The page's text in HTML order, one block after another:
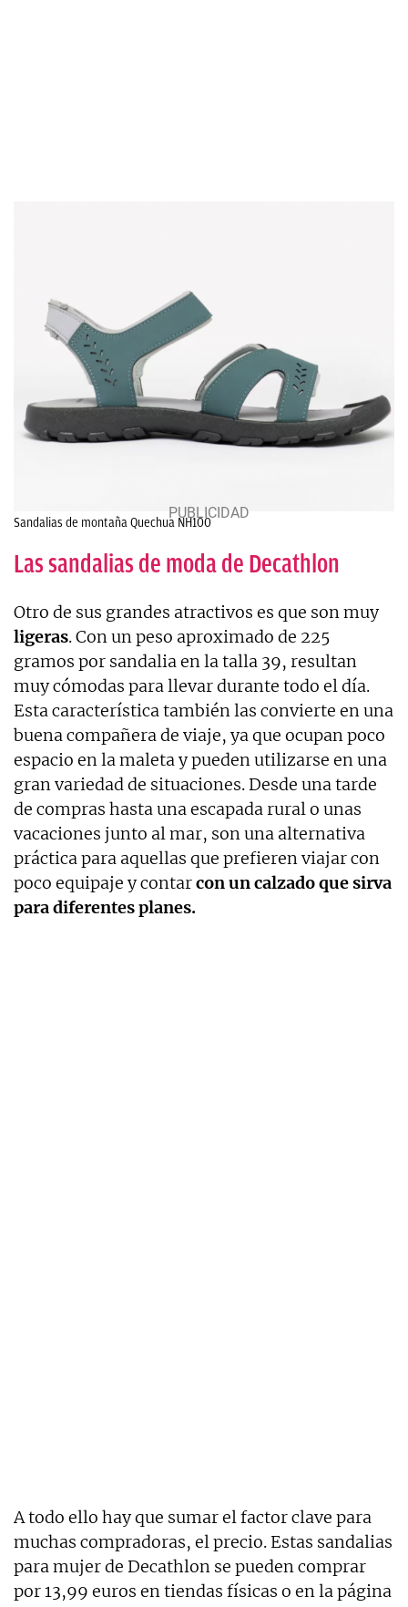
Sandalias de montaña Quechua NH100
Las sandalias de moda de Decathlon
Otro de sus grandes atractivos es que son muy
ligeras. Con un peso aproximado de 225
gramos por sandalia en la talla 39, resultan
muy cómodas para llevar durante todo el día.
Esta característica también las convierte en una
buena compañera de viaje, ya que ocupan poco
espacio en la maleta y pueden utilizarse en una
gran variedad de situaciones. Desde una tarde
de compras hasta una escapada rural o unas
vacaciones junto al mar, son una alternativa
práctica para aquellas que prefieren viajar con
poco equipaje y contarcon un calzado que sirva
para diferentes planes.
A todo ello hay que sumar el factor clave para
muchas compradoras, el precio. Estas sandalias
para mujer de Decathlon se pueden comprar
por 13,99 euros en tiendas físicas o en la página